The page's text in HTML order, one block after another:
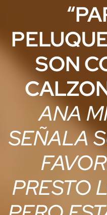
SON
ANA
SEÑALA
PRESTO